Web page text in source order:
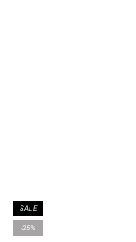
SALE
-25%